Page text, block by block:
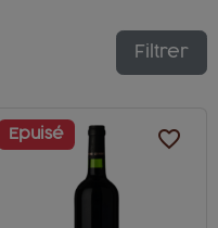
Filtrer
favorite_border
Epuisé